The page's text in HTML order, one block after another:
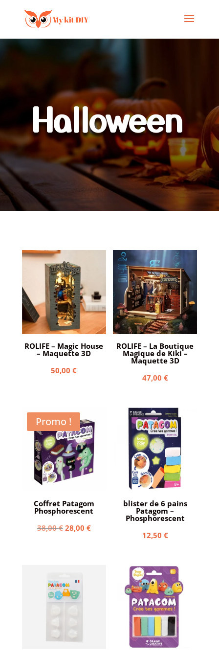
Halloween
ROLIFE – Magic House
– Maquette 3D
50,00€
ROLIFE – La Boutique
Magique de Kiki –
Maquette 3D
47,00 €
Promo !
Coffret Patagom
Phosphorescent
38,00€ Le
était :
38,00 €.
28,00 €Le
blister de 6 pains
Patagom –
Phosphorescent
12,50 €